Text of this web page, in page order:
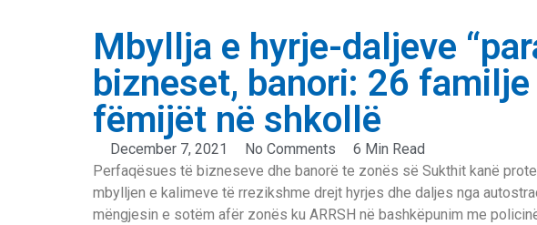
Mbyllja e hyrje-daljeve
bizneset, banori: 26 familje
fëmijët në shkollë
December 7, 2021 No Comments
6 Min Read
Perfaqësues të bizneseve dhe banorë te zonës së Sukthit kanë
mbylljen e kalimeve të rrezikshme drejt hyrjes dhe daljes nga
mëngjesin e sotëm afër zonës ku ARRSH në bashkëpunim me